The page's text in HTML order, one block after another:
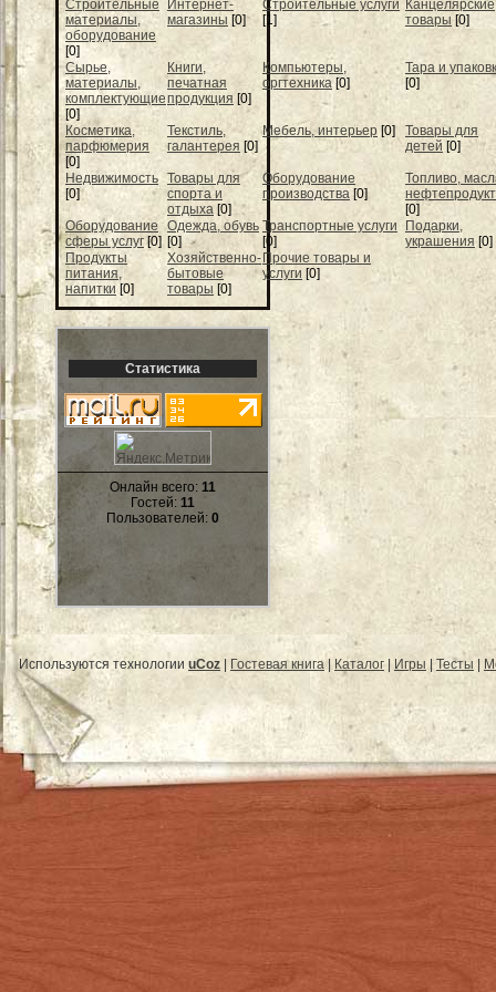
Строительные
материалы,
оборудование
[0]
Интернет-
магазины [0]
Строительные услуги
[1]
Канцелярские
товары [0]
Сырье,
материалы,
комплектующие
[0]
Книги,
печатная
продукция [0]
Компьютеры,
оргтехника [0]
Тара и
[0]
Косметика,
парфюмерия
[0]
Текстиль,
галантерея [0]
Мебель, интерьер [0]
Товары для
детей [0]
Недвижимость
[0]
Товары для
спорта и
отдыха [0]
Оборудование
производства [0]
Топливо,
[0]
Оборудование
сферы услуг [0]
Одежда, обувь
[0]
Транспортные услуги
[0]
Подарки,
украшения [0]
Продукты
питания,
напитки [0]
Хозяйственно-
бытовые
товары [0]
Прочие товары и
услуги [0]
Статистика
Онлайн всего: 11
Гостей: 11
Пользователей: 0
Используются технологии uCoz | Гостевая книга | Каталог | Игры | Тесты |